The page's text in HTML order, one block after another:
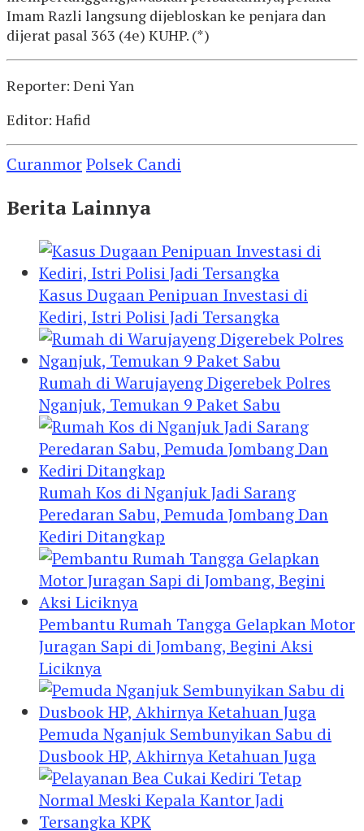
Imam Razli langsung dijebloskan ke penjara dan
dijerat pasal 363 (4e) KUHP. (*)
Reporter: Deni Yan
Editor: Hafid
CuranmorPolsek Candi
Berita Lainnya
Kasus Dugaan Penipuan Investasi di
Kediri, Istri Polisi Jadi Tersangka
Rumah di Warujayeng Digerebek Polres
Nganjuk, Temukan 9 Paket Sabu
Rumah Kos di Nganjuk Jadi Sarang
Peredaran Sabu, Pemuda Jombang Dan
Kediri Ditangkap
Pembantu Rumah Tangga Gelapkan Motor
Juragan Sapi di Jombang, Begini Aksi
Liciknya
Pemuda Nganjuk Sembunyikan Sabu di
Dusbook HP, Akhirnya Ketahuan Juga